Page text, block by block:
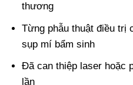
thương
Từng phẫu thuật điều trị
sụp mí bẩm sinh
Đã can thiệp laser hoặc
lần